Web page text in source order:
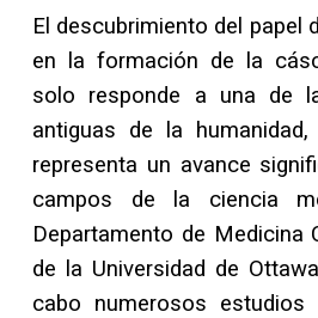
El descubrimiento del papel
en la formación de la
solo responde a una de
antiguas de la
representa un avance
campos de la ciencia
Departamento de Medicina
de la Universidad de
cabo numerosos